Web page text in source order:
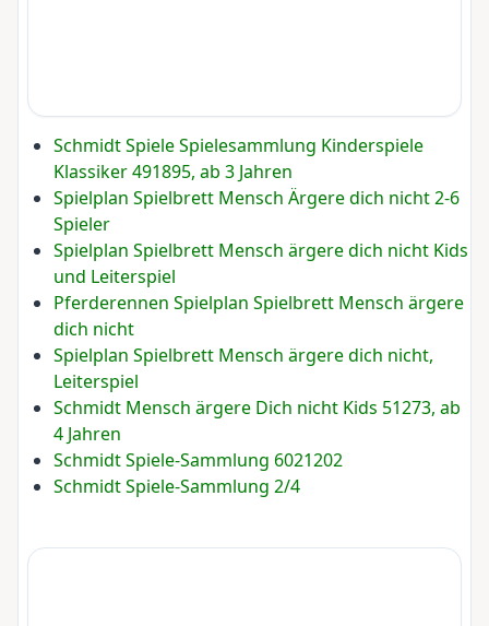
Schmidt Spiele Spielesammlung Kinderspiele
Klassiker 491895, ab 3 Jahren
Spielplan Spielbrett Mensch Ärgere dich nicht 2-6
Spieler
Spielplan Spielbrett Mensch ärgere dich nicht Kids
und Leiterspiel
Pferderennen Spielplan Spielbrett Mensch ärgere
dich nicht
Spielplan Spielbrett Mensch ärgere dich nicht,
Leiterspiel
Schmidt Mensch ärgere Dich nicht Kids 51273, ab
4 Jahren
Schmidt Spiele-Sammlung 6021202
Schmidt Spiele-Sammlung 2/4